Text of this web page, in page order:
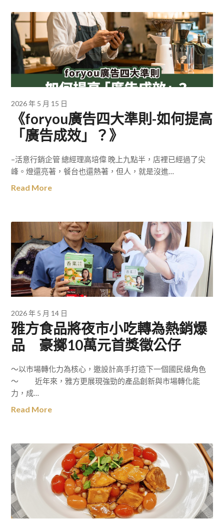
2026 年 5 月 15 日
《foryou廣告四大準則-如何提高
「廣告成效」？》
–活意行銷企管 總經理高培偉 晚上九點半，店裡已經過了尖
峰。燈還亮著，餐台也還熱著，但人，就是沒進…
Read More
2026 年 5 月 14 日
雅方食品將夜市小吃轉為熱銷爆
品 豪擲10萬元首獎徵公仔
～以市場轉化力為核心，邀設計高手打造下一個國民級角色
～ 近年來，雅方更展現強勁的產品創新與市場轉化能
力，成…
Read More